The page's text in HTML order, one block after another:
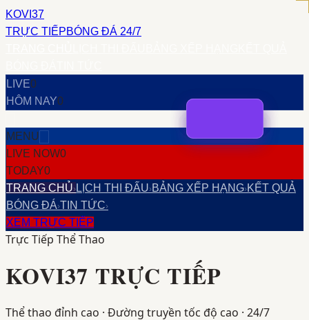
KOVI37
TRỰC TIẾPBÓNG ĐÁ 24/7
LIVE0
HÔM NAY0
MENU
LIVE NOW0
TODAY0
TRANG CHỦ› LỊCH THI ĐẤU›BẢNG XẾP HẠNG›KẾT QUẢ
BÓNG ĐÁ›TIN TỨC›
XEM TRỰC TIẾP
Trực Tiếp Thể Thao
KOVI37 TRỰC TIẾP
Thể thao đỉnh cao · Đường truyền tốc độ cao · 24/7